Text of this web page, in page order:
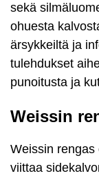
sekä
ohuesta
ärsykkeiltä ja
tulehdukset
punoitusta ja
Weissin
Weissin
viittaa